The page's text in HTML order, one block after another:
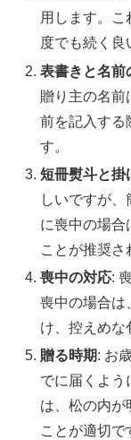
用します。こ
度でも続く良
表書きと名前
贈り主の名前
前を記入する
す。
短冊熨斗と掛
しいですが
に喪中の場合
ことが推奨さ
喪中の対応:
喪中の場合は
け、控えめな
贈る時期: お
でに届くよう
は、松の内が
ことが適切で